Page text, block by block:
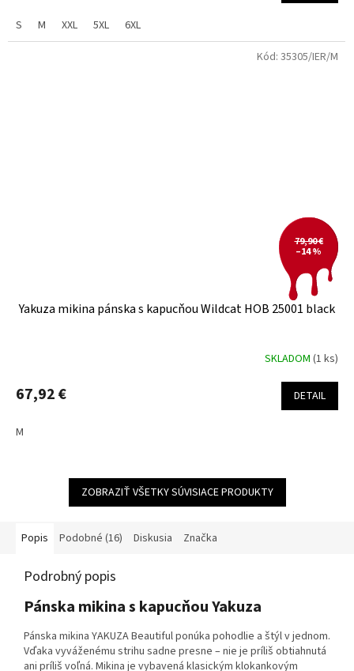
S M XXL 5XL 6XL
79,90 €
–14 %
Yakuza mikina pánska s kapucňou Wildcat HOB 25001 black
SKLADOM (1 ks)
67,92 € DETAIL
M
Kód: 35305/IER/M
ZOBRAZIŤ VŠETKY SÚVISIACE PRODUKTY
Popis Podobné (16) Diskusia Značka
Podrobný popis
Pánska mikina s kapucňou Yakuza
Pánska mikina YAKUZA Beautiful ponúka pohodlie a štýl v jednom.
Vďaka vyváženému strihu sadne presne – nie je príliš obtiahnutá
ani príliš voľná. Mikina je vybavená klasickým klokankovým